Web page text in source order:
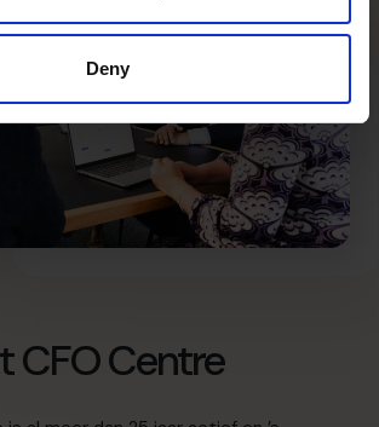
Deny
CFO Centre